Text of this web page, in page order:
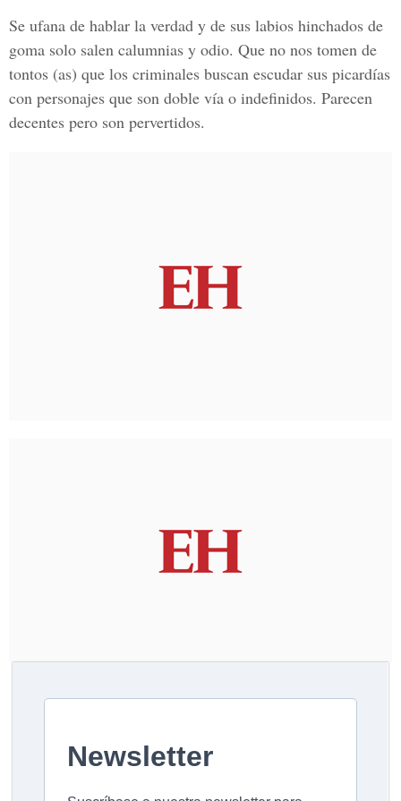
Se ufana de hablar la verdad y de sus labios hinchados de
goma solo salen calumnias y odio. Que no nos tomen de
tontos (as) que los criminales buscan escudar sus picardías
con personajes que son doble vía o indefinidos. Parecen
decentes pero son pervertidos.